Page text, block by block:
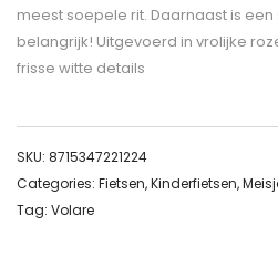
meest soepele rit. Daarnaast is
belangrijk! Uitgevoerd in vrolijke
frisse witte details
SKU: 8715347221224
Categories: Fietsen,Kinderfietsen,
Tag: Volare